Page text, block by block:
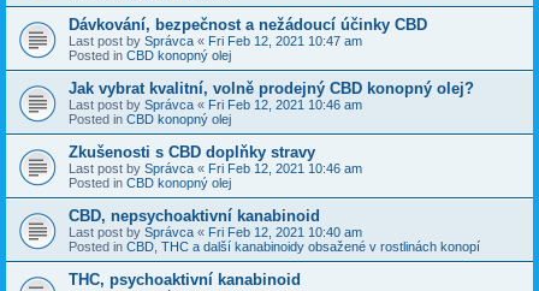
Dávkování, bezpečnost a nežádoucí účinky CBD
Last post by Správca « Fri Feb 12, 2021 10:47 am
Posted in CBD konopný olej
Jak vybrat kvalitní, volně prodejný CBD konopný olej?
Last post by Správca « Fri Feb 12, 2021 10:46 am
Posted in CBD konopný olej
Zkušenosti s CBD doplňky stravy
Last post by Správca « Fri Feb 12, 2021 10:46 am
Posted in CBD konopný olej
CBD, nepsychoaktivní kanabinoid
Last post by Správca « Fri Feb 12, 2021 10:40 am
Posted in CBD, THC a další kanabinoidy obsažené v rostlinách konopí
THC, psychoaktivní kanabinoid